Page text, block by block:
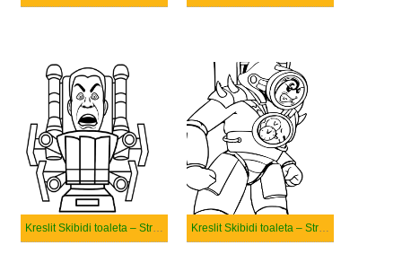
Kreslit Skibidi toaleta – Strana 2 Kreslit Skibidi toaleta – Strana 4